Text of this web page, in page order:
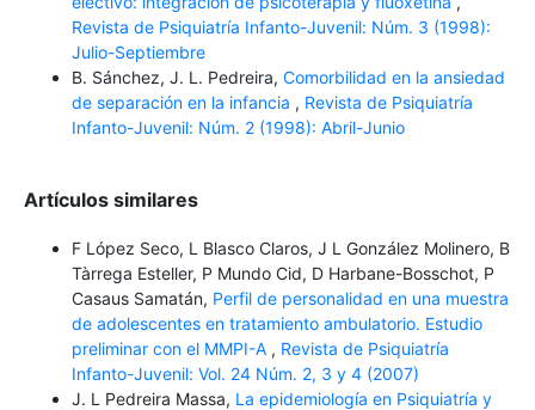
Revista de Psiquiatría Infanto-Juvenil: Núm. 3 (1998):
Julio-Septiembre
B. Sánchez, J. L. Pedreira, Comorbilidad en la ansiedad
de separación en la infancia , Revista de Psiquiatría
Infanto-Juvenil: Núm. 2 (1998): Abril-Junio
Artículos similares
F López Seco, L Blasco Claros, J L González Molinero, B
Tàrrega Esteller, P Mundo Cid, D Harbane-Bosschot, P
Casaus Samatán, Perfil de personalidad en una muestra
de adolescentes en tratamiento ambulatorio. Estudio
preliminar con el MMPI-A , Revista de Psiquiatría
Infanto-Juvenil: Vol. 24 Núm. 2, 3 y 4 (2007)
J. L Pedreira Massa, La epidemiología en Psiquiatría y